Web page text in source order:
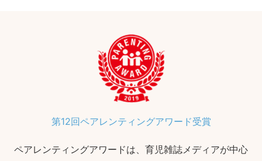
第12回ペアレンティングアワード受賞
ペアレンティングアワードは、育児雑誌メディアが中心